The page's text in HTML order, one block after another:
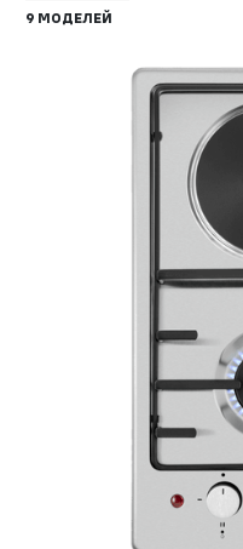
9 МОДЕЛЕЙ